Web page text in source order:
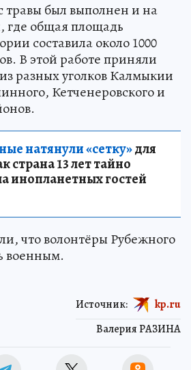
травы был выполнен и на
где общая площадь
составила около 1000
В этой работе приняли
разных уголков Калмыкии
Кетченеровского и
натянули «сетку»для
страна 13 лет тайно
инопланетных гостей
что волонтёры Рубежного
военным.
Валерия РАЗИНА
Источник: kp.ru